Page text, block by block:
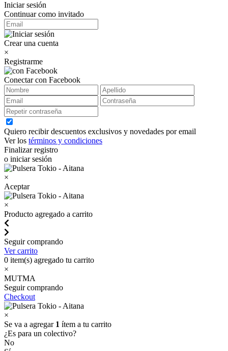
Iniciar sesión
Continuar como invitado
Crear una cuenta
×
Registrarme
Conectar con Facebook
Quiero recibir descuentos exclusivos y novedades por email
Ver los términos y condiciones
Finalizar registro
o iniciar sesión
×
Aceptar
×
Producto agregado a carrito
Seguir comprando
Ver carrito
0 item(s) agregado tu carrito
×
MUTMA
Seguir comprando
Checkout
×
Se va a agregar 1 ítem a tu carrito
¿Es para un colectivo?
No